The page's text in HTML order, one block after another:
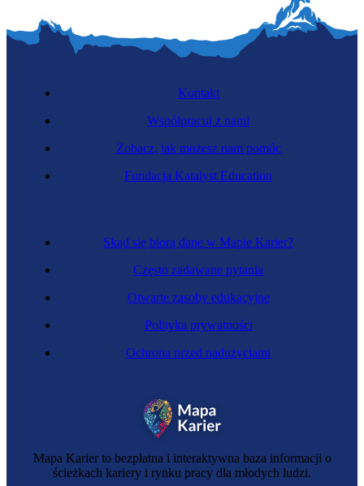
Inżynierka gospodarki wodnej i hydrologii
Mapa Karier to bezpłatna i interaktywna baza informacji o
ścieżkach kariery i rynku pracy dla młodych ludzi.
Skąd się biorą dane w Mapie Karier?
Często zadawane pytania
Otwarte zasoby edukacyjne
Polityka prywatności
Ochrona przed nadużyciami
Kontakt
Współpracuj z nami
Zobacz, jak możesz nam pomóc
Fundacja Katalyst Education